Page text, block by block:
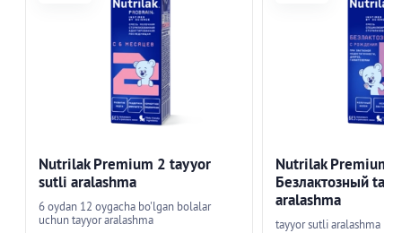
Nutrilak Premium 2 tayyor
sutli aralashma
6 oydan 12 oygacha bo'lgan bolalar
uchun tayyor aralashma
Nutrilak Premium
Безлактозный
aralashma
tayyor sutli aralashma